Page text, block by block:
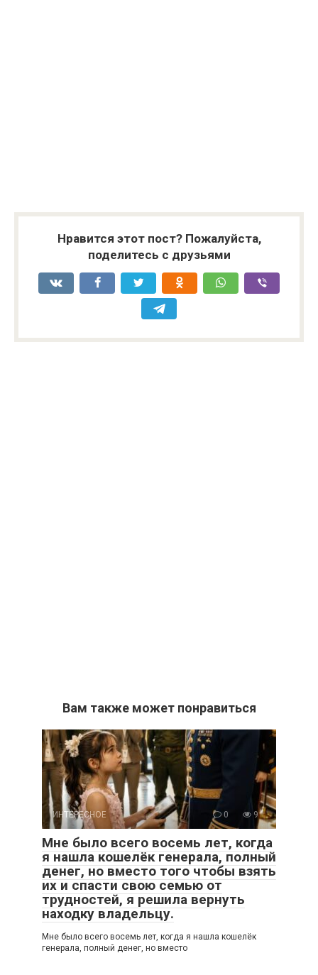
Нравится этот пост? Пожалуйста,
поделитесь с друзьями
Вам также может понравиться
ИНТЕРЕСНОЕ 0 9
Мне было всего восемь лет, когда
я нашла кошелёк генерала, полный
денег, но вместо того чтобы взять
их и спасти свою семью от
трудностей, я решила вернуть
находку владельцу.
Мне было всего восемь лет, когда я нашла кошелёк
генерала, полный денег, но вместо